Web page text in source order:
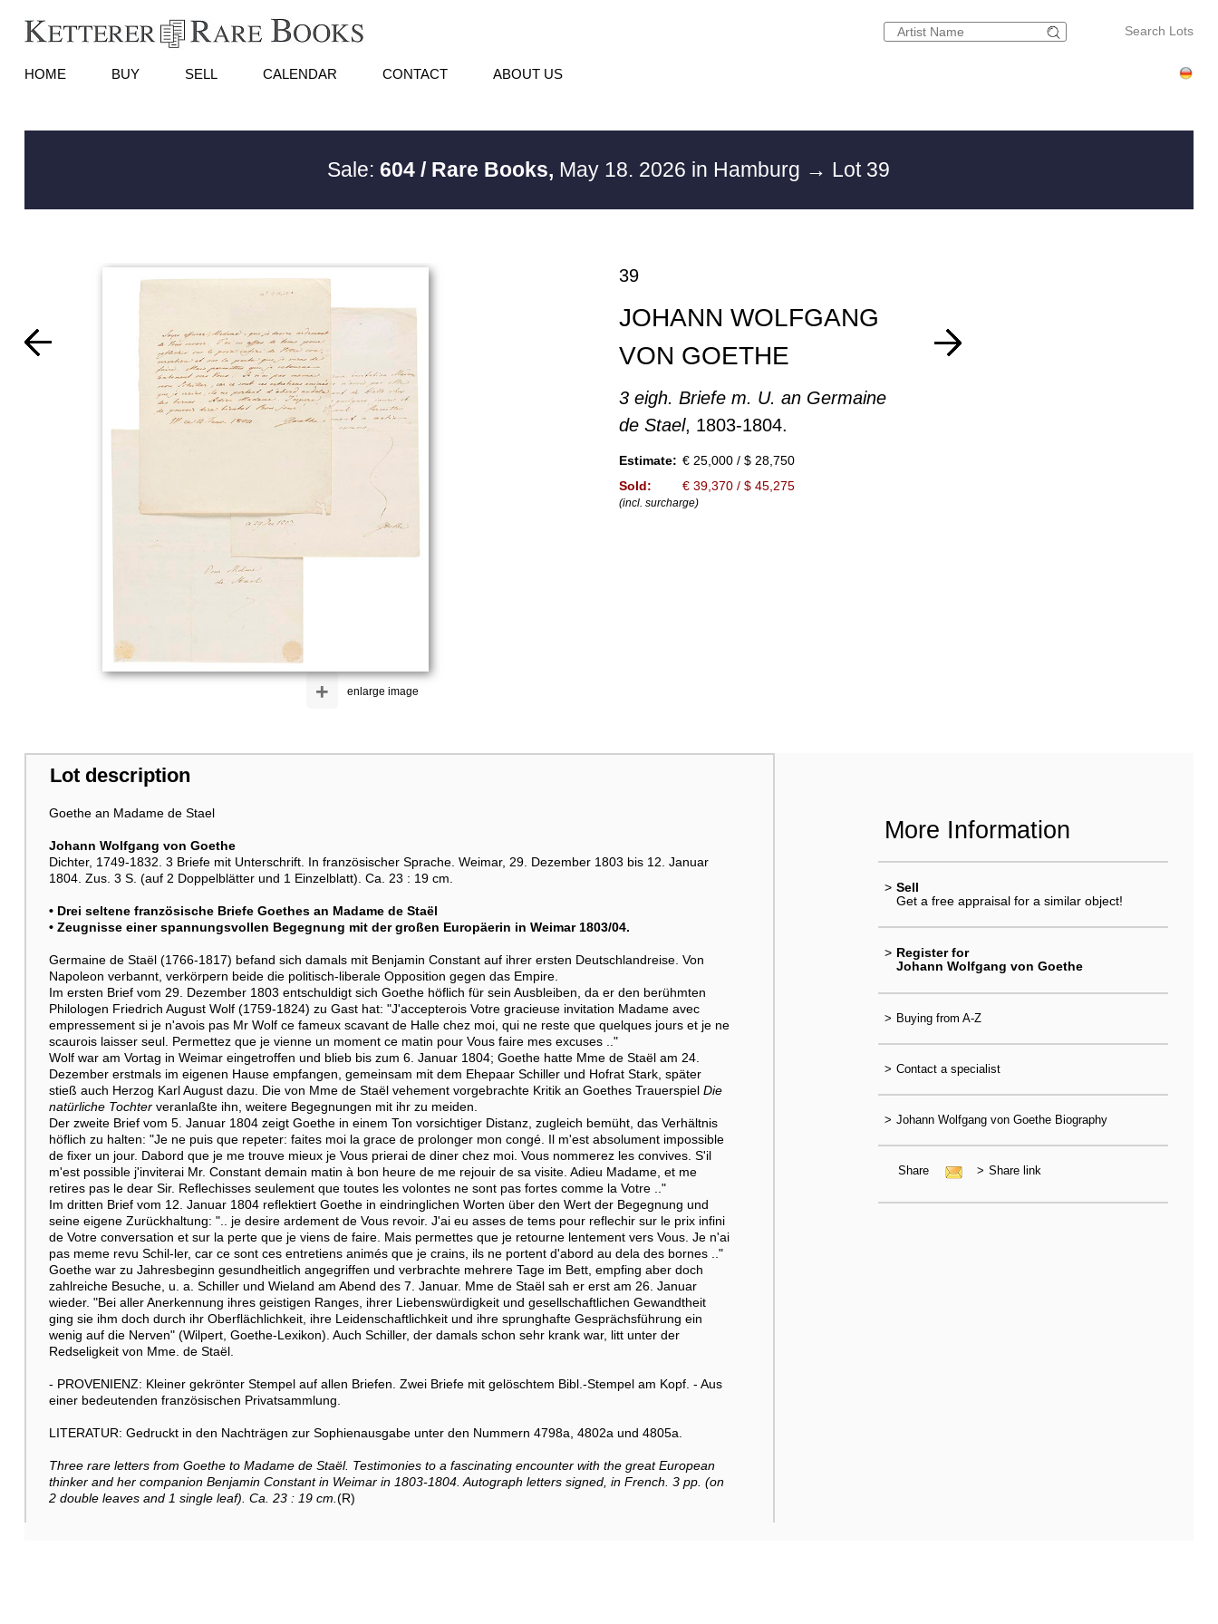
Search Lots
HOME BUY SELL CALENDAR CONTACT ABOUT US
Sale:604 / Rare Books, May 18. 2026 in Hamburg → Lot 39
enlarge image
+
39
JOHANN WOLFGANG
VON GOETHE
3 eigh. Briefe m. U. an Germaine
de Stael, 1803-1804.
Estimate: € 25,000 / $ 28,750
Sold:
€ 39,370 / $ 45,275
(incl. surcharge)
Lot description
Goethe an Madame de Stael
Johann Wolfgang von Goethe
Dichter, 1749-1832. 3 Briefe mit Unterschrift. In französischer Sprache. Weimar, 29. Dezember 1803 bis 12. Januar
1804. Zus. 3 S. (auf 2 Doppelblätter und 1 Einzelblatt). Ca. 23 : 19 cm.
• Drei seltene französische Briefe Goethes an Madame de Staël
• Zeugnisse einer spannungsvollen Begegnung mit der großen Europäerin in Weimar 1803/04.
Germaine de Staël (1766-1817) befand sich damals mit Benjamin Constant auf ihrer ersten Deutschlandreise. Von
Napoleon verbannt, verkörpern beide die politisch-liberale Opposition gegen das Empire.
Im ersten Brief vom 29. Dezember 1803 entschuldigt sich Goethe höflich für sein Ausbleiben, da er den berühmten
Philologen Friedrich August Wolf (1759-1824) zu Gast hat: "J'accepterois Votre gracieuse invitation Madame avec
empressement si je n'avois pas Mr Wolf ce fameux scavant de Halle chez moi, qui ne reste que quelques jours et je ne
scaurois laisser seul. Permettez que je vienne un moment ce matin pour Vous faire mes excuses .."
Wolf war am Vortag in Weimar eingetroffen und blieb bis zum 6. Januar 1804; Goethe hatte Mme de Staël am 24.
Dezember erstmals im eigenen Hause empfangen, gemeinsam mit dem Ehepaar Schiller und Hofrat Stark, später
stieß auch Herzog Karl August dazu. Die von Mme de Staël vehement vorgebrachte Kritik an Goethes Trauerspiel Die
natürliche Tochterveranlaßte ihn, weitere Begegnungen mit ihr zu meiden.
Der zweite Brief vom 5. Januar 1804 zeigt Goethe in einem Ton vorsichtiger Distanz, zugleich bemüht, das Verhältnis
höflich zu halten: "Je ne puis que repeter: faites moi la grace de prolonger mon congé. Il m'est absolument impossible
de fixer un jour. Dabord que je me trouve mieux je Vous prierai de diner chez moi. Vous nommerez les convives. S'il
m'est possible j'inviterai Mr. Constant demain matin à bon heure de me rejouir de sa visite. Adieu Madame, et me
retires pas le dear Sir. Reflechisses seulement que toutes les volontes ne sont pas fortes comme la Votre .."
Im dritten Brief vom 12. Januar 1804 reflektiert Goethe in eindringlichen Worten über den Wert der Begegnung und
seine eigene Zurückhaltung: ".. je desire ardement de Vous revoir. J'ai eu asses de tems pour reflechir sur le prix infini
de Votre conversation et sur la perte que je viens de faire. Mais permettes que je retourne lentement vers Vous. Je n'ai
pas meme revu Schil-ler, car ce sont ces entretiens animés que je crains, ils ne portent d'abord au dela des bornes .."
Goethe war zu Jahresbeginn gesundheitlich angegriffen und verbrachte mehrere Tage im Bett, empfing aber doch
zahlreiche Besuche, u. a. Schiller und Wieland am Abend des 7. Januar. Mme de Staël sah er erst am 26. Januar
wieder. "Bei aller Anerkennung ihres geistigen Ranges, ihrer Liebenswürdigkeit und gesellschaftlichen Gewandtheit
ging sie ihm doch durch ihr Oberflächlichkeit, ihre Leidenschaftlichkeit und ihre sprunghafte Gesprächsführung ein
wenig auf die Nerven" (Wilpert, Goethe-Lexikon). Auch Schiller, der damals schon sehr krank war, litt unter der
Redseligkeit von Mme. de Staël.
- PROVENIENZ: Kleiner gekrönter Stempel auf allen Briefen. Zwei Briefe mit gelöschtem Bibl.-Stempel am Kopf. - Aus
einer bedeutenden französischen Privatsammlung.
LITERATUR: Gedruckt in den Nachträgen zur Sophienausgabe unter den Nummern 4798a, 4802a und 4805a.
Three rare letters from Goethe to Madame de Staël. Testimonies to a fascinating encounter with the great European
thinker and her companion Benjamin Constant in Weimar in 1803-1804. Autograph letters signed, in French. 3 pp. (on
2 double leaves and 1 single leaf). Ca. 23 : 19 cm. (R)
More Information
> Sell
Get a free appraisal for a similar object!
> Register for
Johann Wolfgang von Goethe
> Buying from A-Z
> Contact a specialist
> Johann Wolfgang von Goethe Biography
Share > Share link